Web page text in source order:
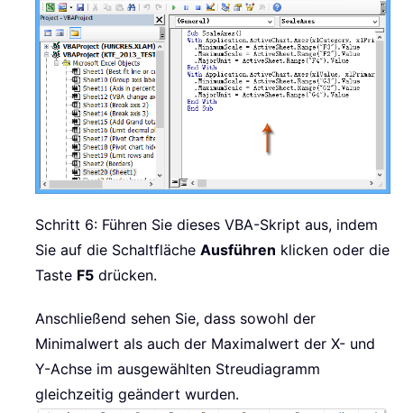
Schritt 6: Führen Sie dieses VBA-Skript aus, indem
Sie auf die Schaltfläche Ausführen klicken oder die
Taste F5 drücken.
Anschließend sehen Sie, dass sowohl der
Minimalwert als auch der Maximalwert der X- und
Y-Achse im ausgewählten Streudiagramm
gleichzeitig geändert wurden.